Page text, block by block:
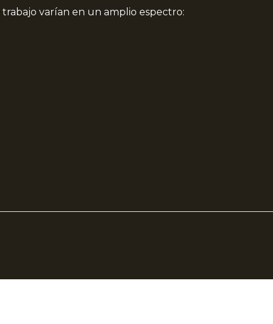
varían en un amplio espectro: